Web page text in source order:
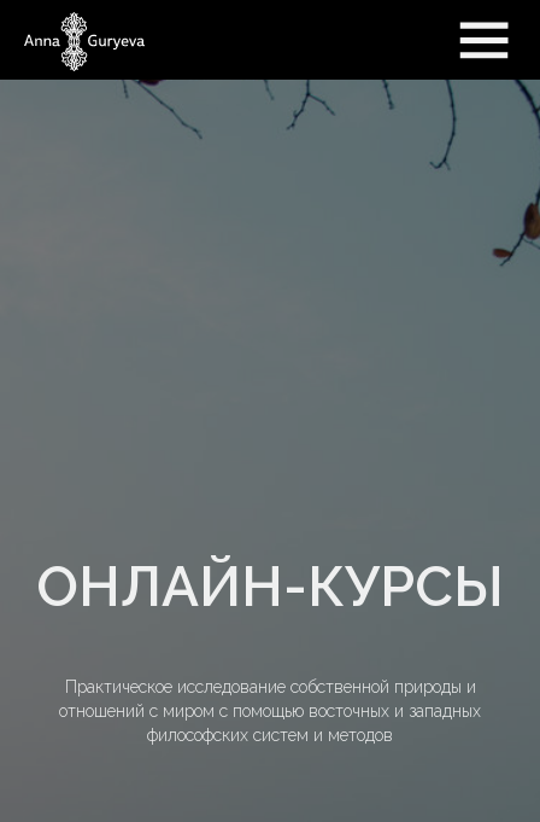
ОНЛАЙН-КУРСЫ
Практическое исследование собственной природы и
отношений с миром с помощью восточных и западных
философских систем и методов